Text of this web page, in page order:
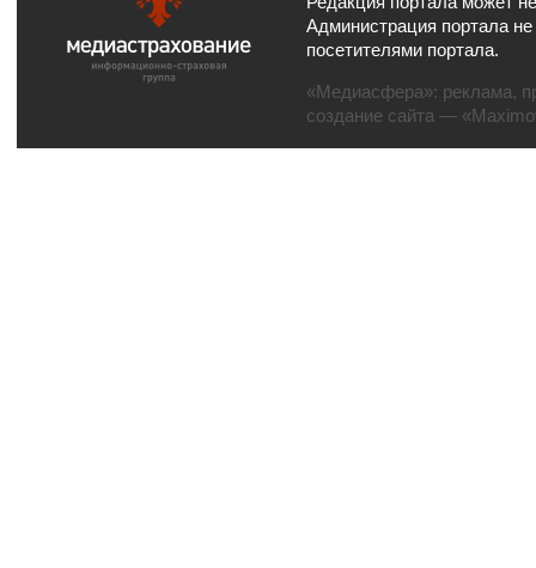
Администрация портала
посетителями портала.
«Медиасфера»: реклама,
создание сайта —